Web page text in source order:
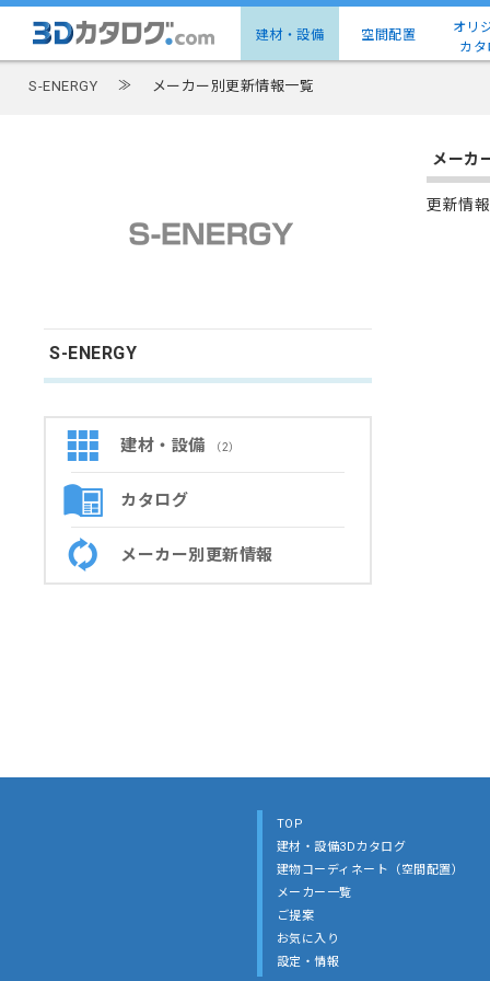
建材・設備 空間配置
オリ
カタ
S-ENERGY ≫ メーカー別更新情報一覧
S-ENERGY
建材・設備 （2）
カタログ
メーカー別更新情報
メーカ
更新情
TOP
建材・設備3Dカタログ
建物コーディネート（空間配置）
メーカー一覧
ご提案
お気に入り
設定・情報